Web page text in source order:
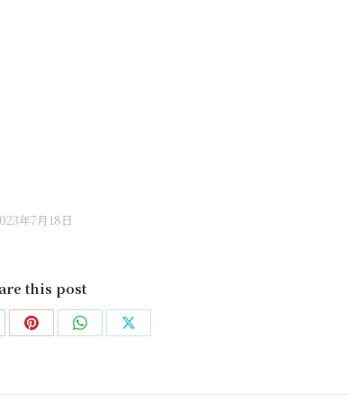
年7月18日
this post
Share Share Share